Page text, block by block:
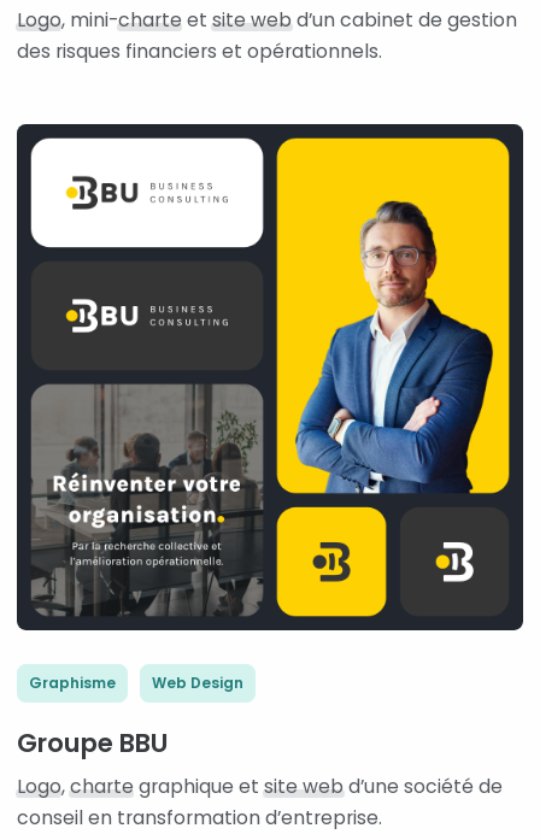
Logo, mini-charteetsite webd’un cabinet de gestion
des risques financiers et opérationnels.
Graphisme Web Design
Groupe BBU
Logo,chartegraphique etsite webd’une société de
conseil en transformation d’entreprise.